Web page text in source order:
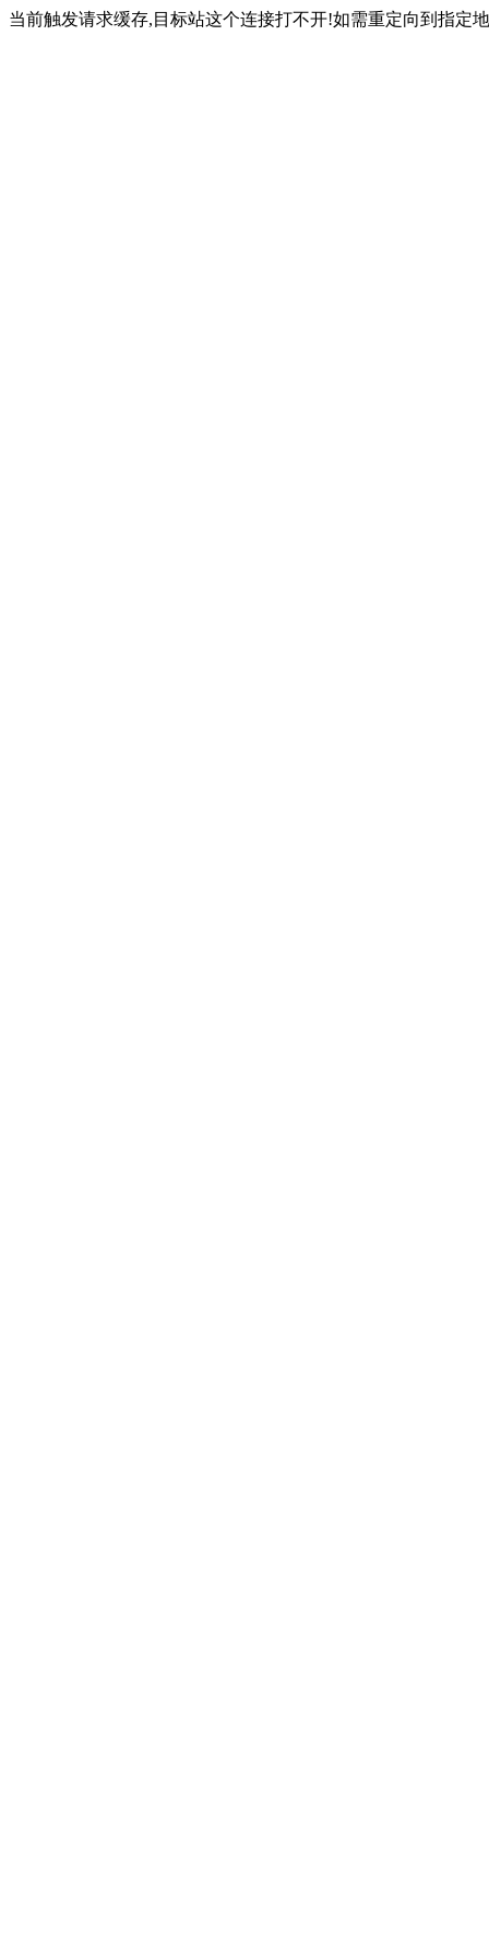
当前触发请求缓存,目标站这个连接打不开!如需重定向到指定